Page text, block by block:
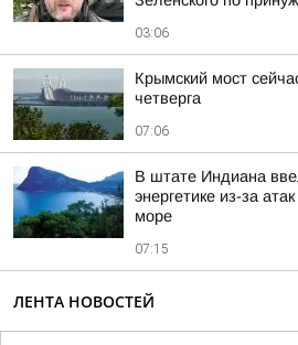
03:06
Крымский мост
четверга
07:06
В штате Индиана
энергетике из-за
море
07:15
ЛЕНТА НОВОСТЕЙ